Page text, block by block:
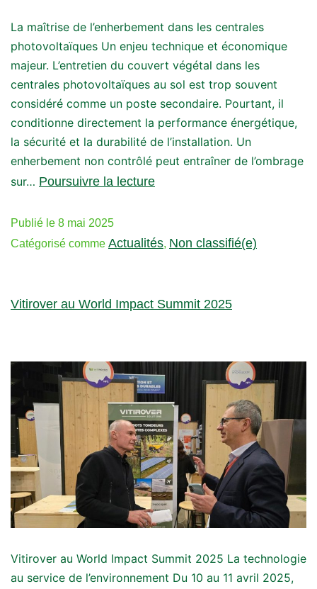
La maîtrise de l’enherbement dans les centrales
photovoltaïques Un enjeu technique et économique
majeur. L’entretien du couvert végétal dans les
centrales photovoltaïques au sol est trop souvent
considéré comme un poste secondaire. Pourtant, il
conditionne directement la performance énergétique,
la sécurité et la durabilité de l’installation. Un
enherbement non contrôlé peut entraîner de l’ombrage
sur… Poursuivre la lecture
Publié le 8 mai 2025
Catégorisé comme Actualités, Non classifié(e)
Vitirover au World Impact Summit 2025
Vitirover au World Impact Summit 2025 La technologie
au service de l’environnement Du 10 au 11 avril 2025,